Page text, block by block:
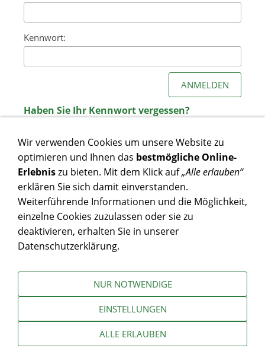
Kennwort:
Haben Sie Ihr Kennwort vergessen?
ImpressumDatenschutzBarrierefreiheit
@ schmoock-design.de
Wir verwenden Cookies um unsere Website zu
optimieren und Ihnen das bestmögliche Online-
Erlebniszu bieten. Mit dem Klick auf„Alle erlauben“
erklären Sie sich damit einverstanden.
Weiterführende Informationen und die Möglichkeit,
einzelne Cookies zuzulassen oder sie zu
deaktivieren, erhalten Sie in unserer
Datenschutzerklärung.
NUR NOTWENDIGE
EINSTELLUNGEN
ALLE ERLAUBEN